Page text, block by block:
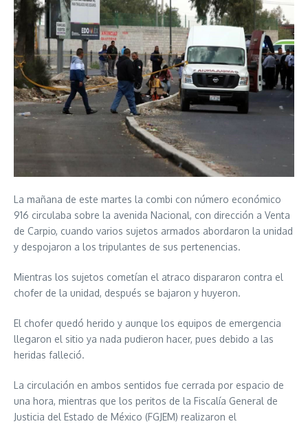
La mañana de este martes la combi con número económico
916 circulaba sobre la avenida Nacional, con dirección a Venta
de Carpio, cuando varios sujetos armados abordaron la unidad
y despojaron a los tripulantes de sus pertenencias.
Mientras los sujetos cometían el atraco dispararon contra el
chofer de la unidad, después se bajaron y huyeron.
El chofer quedó herido y aunque los equipos de emergencia
llegaron el sitio ya nada pudieron hacer, pues debido a las
heridas falleció.
La circulación en ambos sentidos fue cerrada por espacio de
una hora, mientras que los peritos de la Fiscalía General de
Justicia del Estado de México (FGJEM) realizaron el